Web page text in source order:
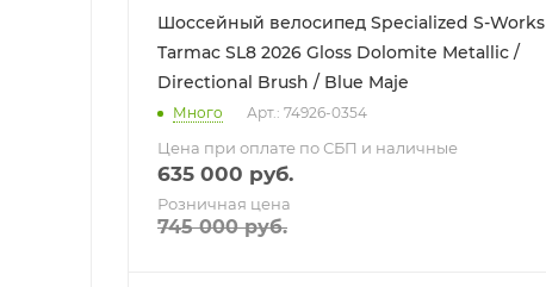
Шоссейный велосипед Specialized S-Works
Tarmac SL8 2026 Gloss Dolomite Metallic /
Directional Brush / Blue Maje
Много Арт.: 74926-0354
Цена при оплате по СБП и наличные
635 000 руб.
Розничная цена
745 000руб.